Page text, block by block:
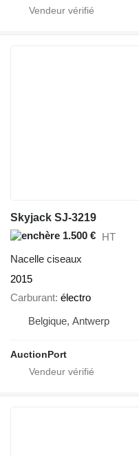
Skyjack SJ-3219
1.500 € HT
Nacelle ciseaux
2015
Carburant électro
Belgique, Antwerp
AuctionPort